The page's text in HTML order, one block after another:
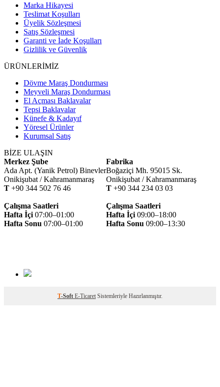
Marka Hikayesi
Teslimat Koşulları
Üyelik Sözleşmesi
Satış Sözleşmesi
Garanti ve İade Koşulları
Gizlilik ve Güvenlik
ÜRÜNLERİMİZ
Dövme Maraş Dondurması
Meyveli Maraş Dondurması
El Açması Baklavalar
Tepsi Baklavalar
Künefe & Kadayıf
Yöresel Ürünler
Kurumsal Satış
BİZE ULAŞIN
Merkez Şube
Ada Apt. (Yanik Petrol) Binevler
Onikişubat / Kahramanmaraş
T +90 344 502 76 46
Çalışma Saatleri
Hafta İçi 07:00–01:00
Hafta Sonu 07:00–01:00
Fabrika
Boğaziçi Mh. 95015 Sk.
Onikişubat / Kahramanmaraş
T +90 344 234 03 03
Çalışma Saatleri
Hafta İçi 09:00–18:00
Hafta Sonu 09:00–13:30
T-Soft E-Ticaret Sistemleriyle Hazırlanmıştır.